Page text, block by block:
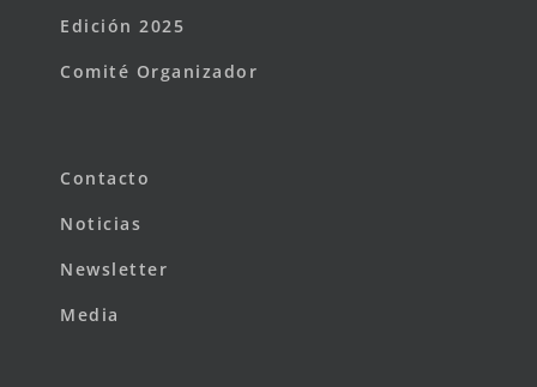
Edición 2025
Comité Organizador
Contacto
Noticias
Newsletter
Media